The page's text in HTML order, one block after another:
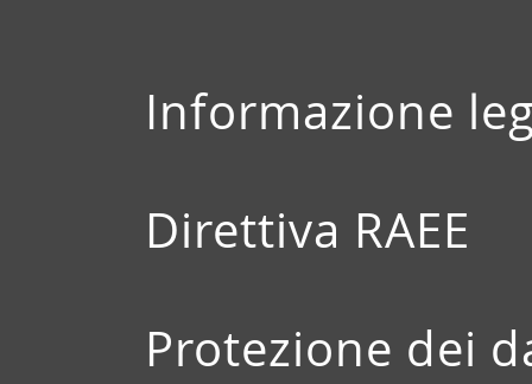
Informazione
Direttiva RAEE
Protezione dei